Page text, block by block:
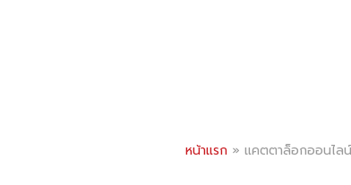
หน้าแรก » แคตตาล็อกออนไลน์